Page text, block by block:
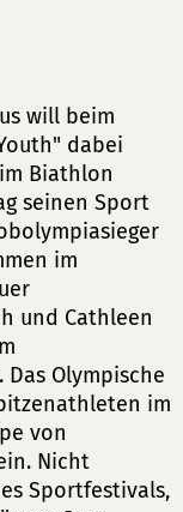
will beim
dabei
Biathlon
seinen Sport
im
und Cathleen
Olympische
im
von
Nicht
Sportfestivals,